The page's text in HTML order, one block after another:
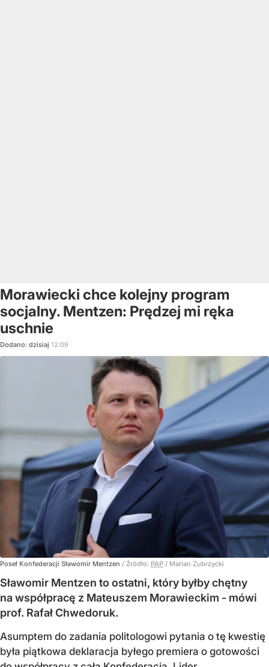
Morawiecki chce kolejny program
socjalny. Mentzen: Prędzej mi ręka
uschnie
Dodano: dzisiaj 12:09
Poseł Konfederacji Sławomir Mentzen / Źródło: PAP / Marian Zubrzycki
Sławomir Mentzen to ostatni, który byłby chętny
na współpracę z Mateuszem Morawieckim - mówi
prof. Rafał Chwedoruk.
Asumptem do zadania politologowi pytania o tę kwestię
była piątkowa deklaracja byłego premiera o gotowości